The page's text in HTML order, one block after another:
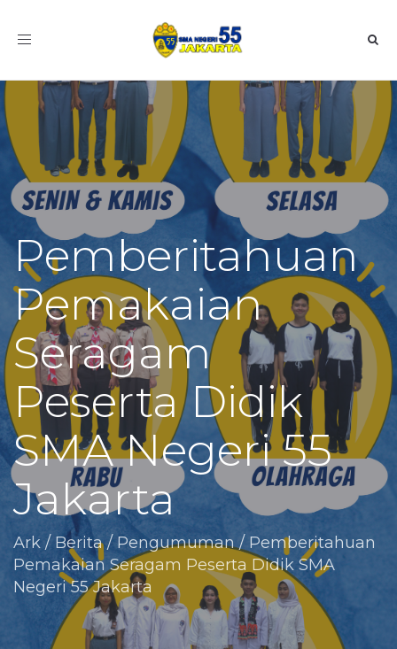
Toggle
Pemberitahuan
Pemakaian
Seragam
Peserta Didik
SMA Negeri 55
Jakarta
Ark /Berita / Pengumuman/ Pemberitahuan
Pemakaian Seragam Peserta Didik SMA
Negeri 55 Jakarta